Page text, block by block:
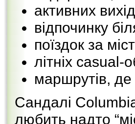
активних
відпочинку
поїздок за
літніх casual-
маршрутів, де
Сандалі
любить надто